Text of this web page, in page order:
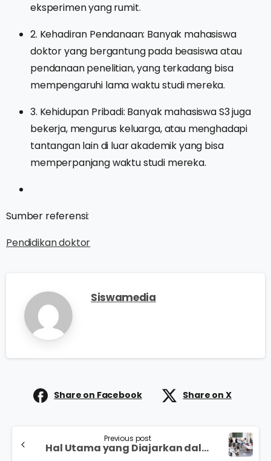
eksperimen yang rumit.
2. Kehadiran Pendanaan: Banyak mahasiswa
doktor yang bergantung pada beasiswa atau
pendanaan penelitian, yang terkadang bisa
mempengaruhi lama waktu studi mereka.
3. Kehidupan Pribadi: Banyak mahasiswa S3 juga
bekerja, mengurus keluarga, atau menghadapi
tantangan lain di luar akademik yang bisa
memperpanjang waktu studi mereka.
Sumber referensi:
Pendidikan doktor
Siswamedia
Share on Facebook Share on X
Previous post
Hal Utama yang Diajarkan dalam Sistem Pendidikan di Finlandia